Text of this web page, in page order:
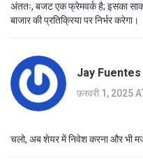
अंततः, बजट एक फ्रेमवर्क है; इसका
बाजार की प्रतिक्रिया पर निर्भर करेगा।
Jay Fuentes
फ़रवरी 1, 2025
चलो, अब शेयर में निवेश करना और भी